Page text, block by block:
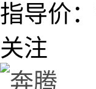
指导价：
关注